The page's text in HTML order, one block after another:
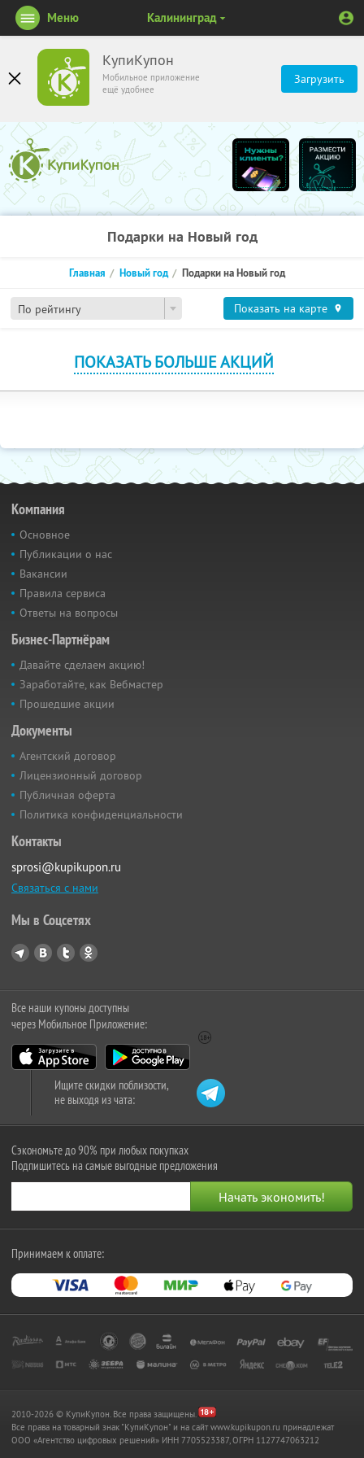
КупиКупон
Мобильное приложение
ещё удобнее
Загрузить
Меню Калининград
Подарки на Новый год
По рейтингу
Главная Новый год Подарки на Новый год
Показать на карте
ПОКАЗАТЬ БОЛЬШЕ АКЦИЙ
Компания
Основное
Публикации о нас
Вакансии
Правила сервиса
Ответы на вопросы
Бизнес-Партнёрам
Давайте сделаем акцию!
Заработайте, как Вебмастер
Прошедшие акции
Документы
Агентский договор
Лицензионный договор
Публичная оферта
Политика конфиденциальности
Контакты
sprosi@kupikupon.ru
Связаться с нами
Мы в Соцсетях
Все наши купоны доступны
через Мобильное Приложение:
Ищите скидки поблизости,
не выходя из чата:
Сэкономьте до 90% при любых покупках
Подпишитесь на самые выгодные предложения
Принимаем к оплате:
2010-2026 © КупиКупон. Все права защищены.
Все права на товарный знак "КупиКупон" и на сайт www.kupikupon.ru принадлежат
OOO «Агентство цифровых решений» ИНН 7705523387, ОГРН 1127747063212